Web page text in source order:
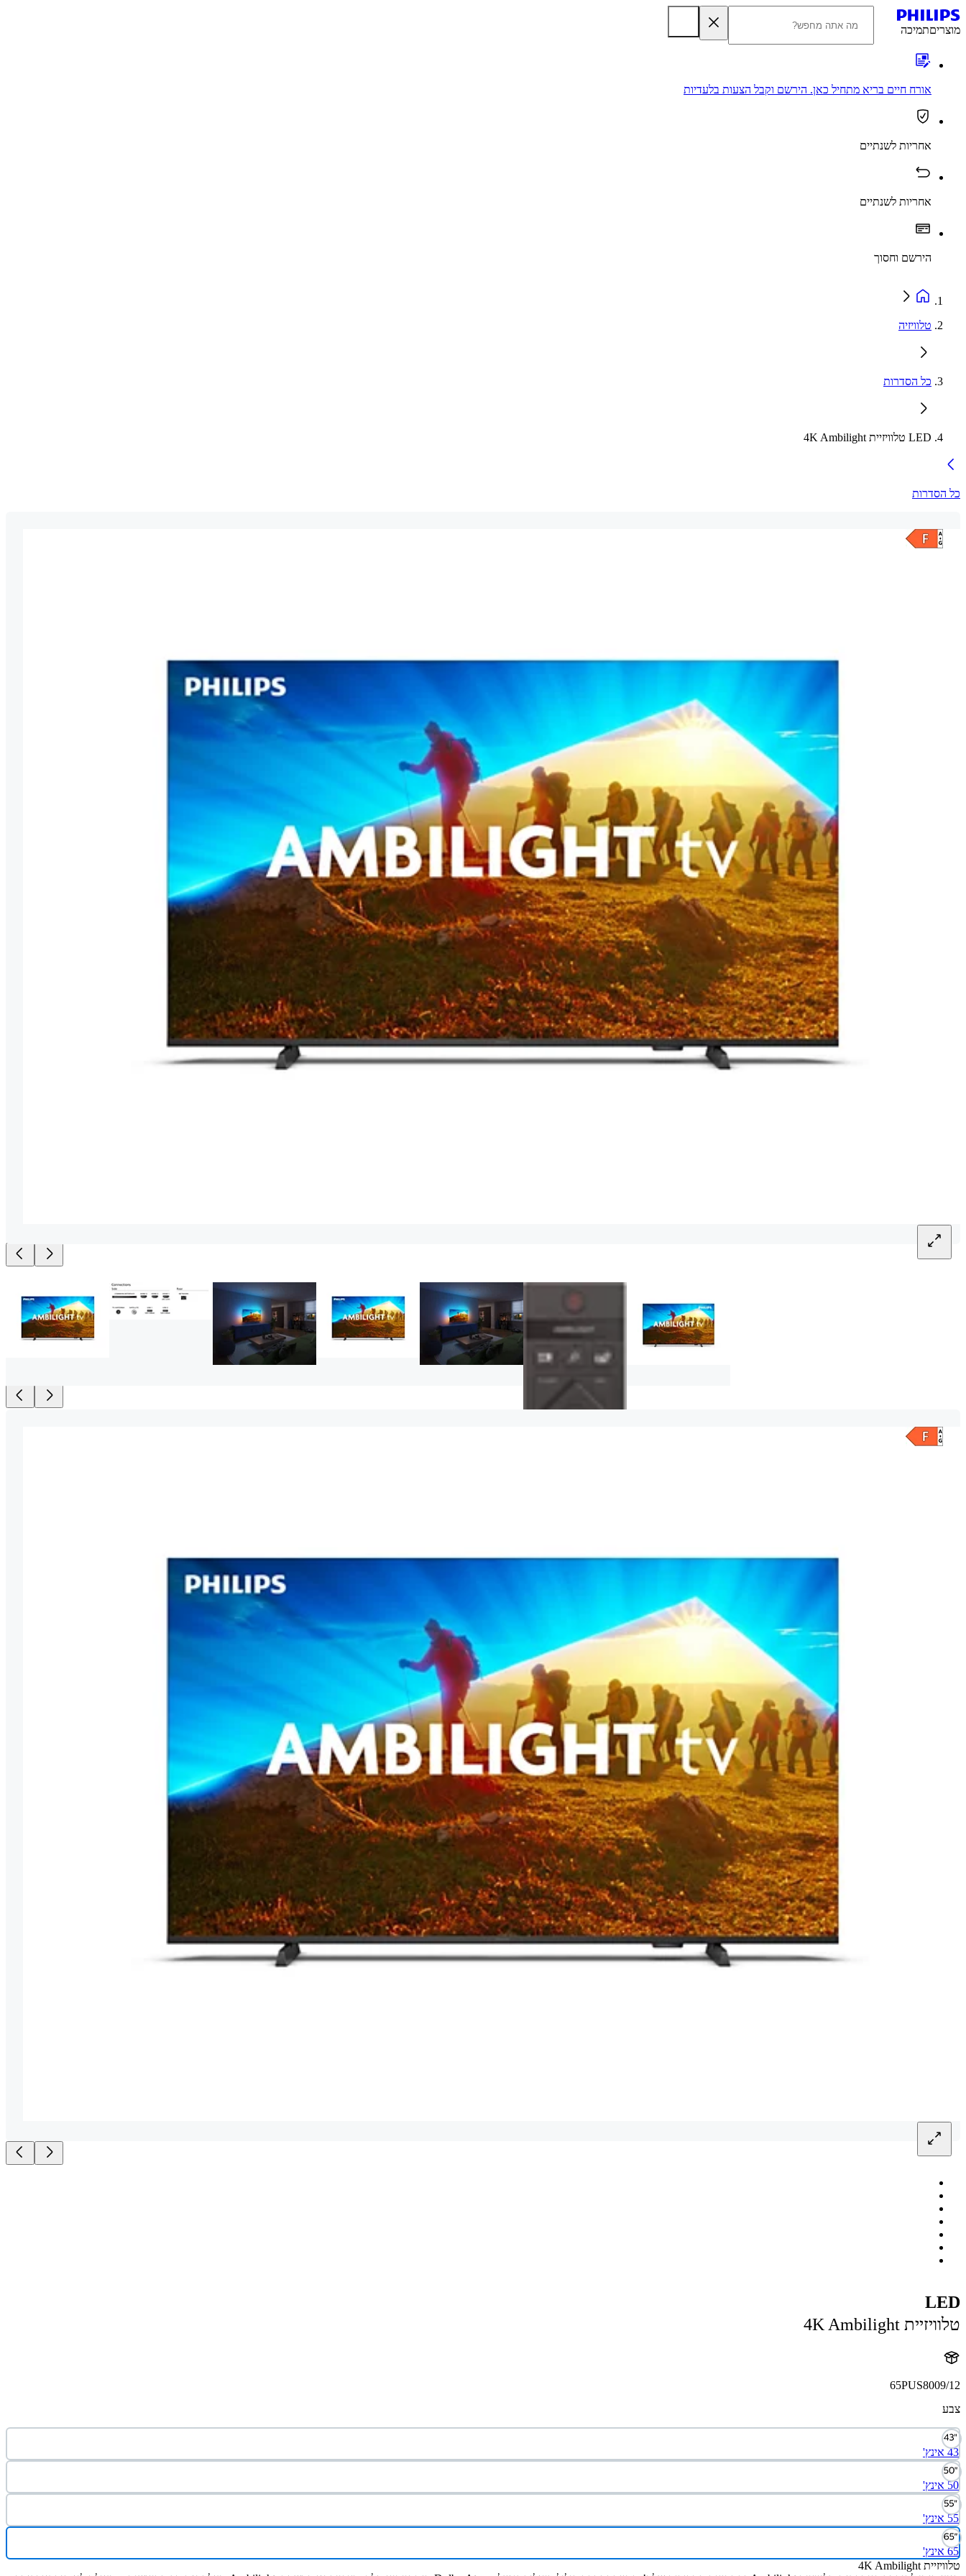
מוצריםתמיכה
אורח חיים בריא מתחיל כאן. הירשם וקבל הצעות בלעדיות
אחריות לשנתיים
אחריות לשנתיים
הירשם וחסוך
טלוויזיה
כל הסדרות
LED טלוויזיית 4K Ambilight
כל הסדרות
LED
טלוויזיית 4K Ambilight
65PUS8009/12
צבע
43 אינץ'
50 אינץ'
55 אינץ'
65 אינץ'
טלוויזיית 4K Ambilight